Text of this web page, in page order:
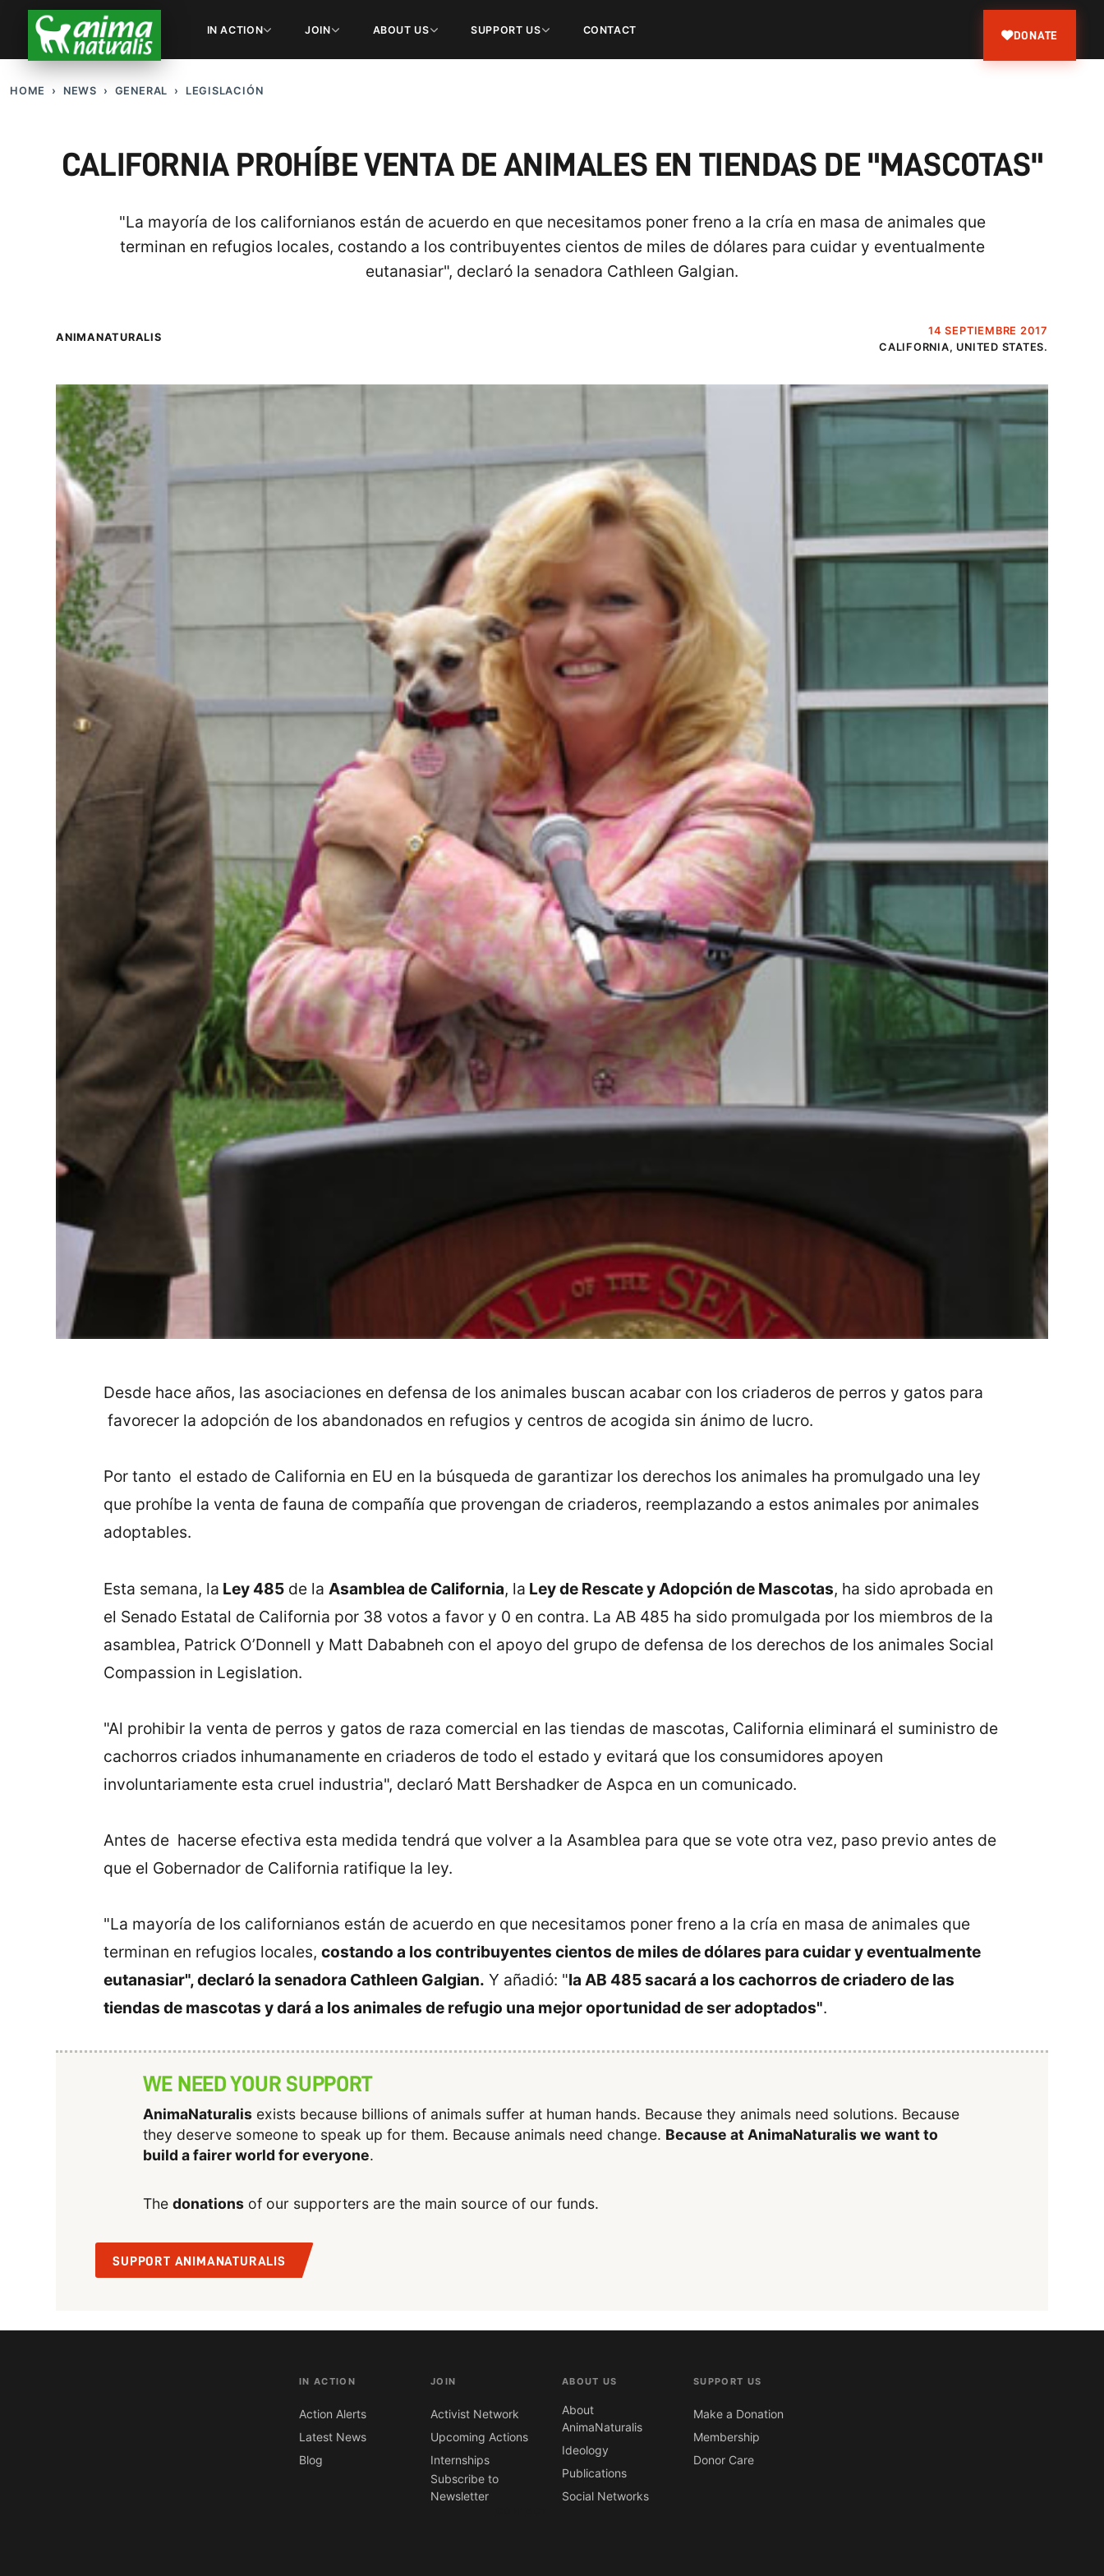
IN ACTION JOIN ABOUT US SUPPORT US CONTACT DONATE
HOME NEWS GENERAL LEGISLACIÓN
CALIFORNIA PROHÍBE VENTA DE ANIMALES EN TIENDAS DE "MASCOTAS"
"La mayoría de los californianos están de acuerdo en que necesitamos poner freno a la cría en masa de animales que
terminan en refugios locales, costando a los contribuyentes cientos de miles de dólares para cuidar y eventualmente
eutanasiar", declaró la senadora Cathleen Galgian.
ANIMANATURALIS
14 SEPTIEMBRE 2017
CALIFORNIA, UNITED STATES.
Desde hace años, las asociaciones en defensa de los animales buscan acabar con los criaderos de perros y gatos para
favorecer la adopción de los abandonados en refugios y centros de acogida sin ánimo de lucro.
Por tanto el estado de California en EU en la búsqueda de garantizar los derechos los animales ha promulgado una ley
que prohíbe la venta de fauna de compañía que provengan de criaderos, reemplazando a estos animales por animales
adoptables.
Esta semana, la Ley 485de la Asamblea de California, la Ley de Rescate y Adopción de Mascotas, ha sido aprobada en
el Senado Estatal de California por 38 votos a favor y 0 en contra. La AB 485 ha sido promulgada por los miembros de la
asamblea, Patrick O’Donnell y Matt Dababneh con el apoyo del grupo de defensa de los derechos de los animales Social
Compassion in Legislation.
"Al prohibir la venta de perros y gatos de raza comercial en las tiendas de mascotas, California eliminará el suministro de
cachorros criados inhumanamente en criaderos de todo el estado y evitará que los consumidores apoyen
involuntariamente esta cruel industria", declaró Matt Bershadker de Aspca en un comunicado.
Antes de hacerse efectiva esta medida tendrá que volver a la Asamblea para que se vote otra vez, paso previo antes de
que el Gobernador de California ratifique la ley.
"La mayoría de los californianos están de acuerdo en que necesitamos poner freno a la cría en masa de animales que
terminan en refugios locales, costando a los contribuyentes cientos de miles de dólares para cuidar y eventualmente
eutanasiar", declaró la senadora Cathleen Galgian. Y añadió: "la AB 485 sacará a los cachorros de criadero de las
tiendas de mascotas y dará a los animales de refugio una mejor oportunidad de ser adoptados".
WE NEED YOUR SUPPORT
AnimaNaturalisexists because billions of animals suffer at human hands. Because they animals need solutions. Because
they deserve someone to speak up for them. Because animals need change. Because at AnimaNaturalis we want to
build a fairer world for everyone.
The donationsof our supporters are the main source of our funds.
SUPPORT ANIMANATURALIS
IN ACTION
Action Alerts
Latest News
Blog
JOIN
Activist Network
Upcoming Actions
Internships
Subscribe to
Newsletter
ABOUT US
About
AnimaNaturalis
Ideology
Publications
Social Networks
SUPPORT US
Make a Donation
Membership
Donor Care